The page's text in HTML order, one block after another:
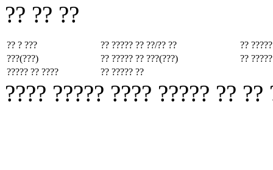
?? ?? ??
?? ? ??? ?? ????? ?? ??/?? ??
??
???(???)
?? ????? ?? ???(???)
??
????? ?? ????
?? ????? ??
???? ????? ???? ????? ??